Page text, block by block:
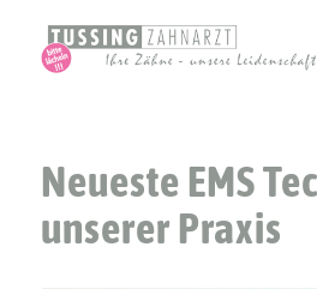
Neueste EMS
unserer Praxis